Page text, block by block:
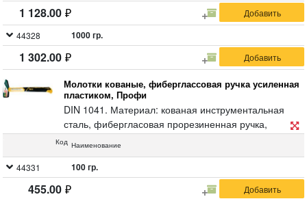
1 128.00
44328 1000 гр.
1 302.00
Молотки кованые, фиберглассовая ручка усиленная
пластиком, Профи
DIN 1041. Материал: кованая инструментальная
сталь, фибергласовая прорезиненная ручка,
усиленная пластиком.
Код Наименование
44331 100 гр.
455.00